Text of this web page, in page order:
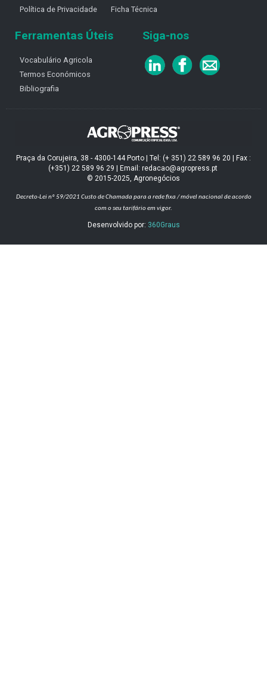
Política de Privacidade
Ficha Técnica
Ferramentas Úteis
Vocabulário Agricola
Termos Económicos
Bibliografia
Siga-nos
Praça da Corujeira, 38 - 4300-144 Porto | Tel: (+ 351) 22 589 96 20 | Fax :
(+351) 22 589 96 29 | Email: redacao@agropress.pt
© 2015-2025, Agronegócios
Decreto-Lei nº 59/2021 Custo de Chamada para a rede fixa / móvel nacional de acordo
com o seu tarifário em vigor.
Desenvolvido por: 360Graus